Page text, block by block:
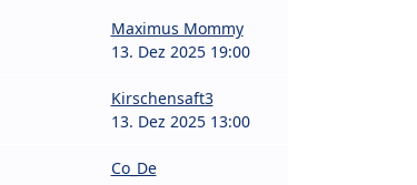
Maximus Mommy
13. Dez 2025 19:00
Kirschensaft3
13. Dez 2025 13:00
Co_De